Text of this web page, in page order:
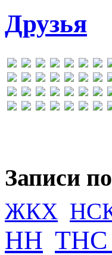
Друзья
Записи
ЖКХ
НН ТНС